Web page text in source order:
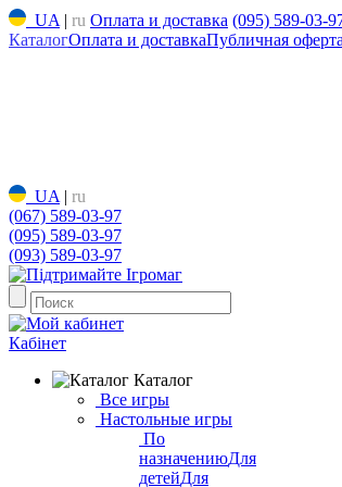
UA | ru Оплата и доставка (095) 589-03-
КаталогОплата и доставкаПубличная оферта
UA | ru
(067) 589-03-97
(095) 589-03-97
(093) 589-03-97
Кабінет
Каталог
Все игры
Настольные игры
По
назначениюДля
детейДля